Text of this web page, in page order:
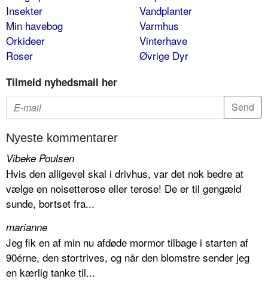
Insekter
Min havebog
Orkideer
Roser
Vandplanter
Varmhus
Vinterhave
Øvrige Dyr
Tilmeld nyhedsmail her
Nyeste kommentarer
Vibeke Poulsen
Hvis den alligevel skal i drivhus, var det nok bedre at
vælge en noisetterose eller terose! De er til gengæld
sunde, bortset fra...
marianne
Jeg fik en af min nu afdøde mormor tilbage i starten af
90érne, den stortrives, og når den blomstre sender jeg
en kærlig tanke til...